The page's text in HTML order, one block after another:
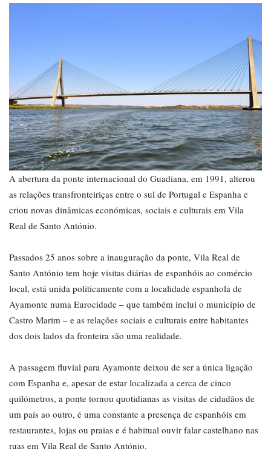
A abertura da ponte internacional do Guadiana, em 1991, alterou
as relações transfronteiriças entre o sul de Portugal e Espanha e
criou novas dinâmicas económicas, sociais e culturais em Vila
Real de Santo António.
Passados 25 anos sobre a inauguração da ponte, Vila Real de
Santo António tem hoje visitas diárias de espanhóis ao comércio
local, está unida politicamente com a localidade espanhola de
Ayamonte numa Eurocidade – que também inclui o município de
Castro Marim – e as relações sociais e culturais entre habitantes
dos dois lados da fronteira são uma realidade.
A passagem fluvial para Ayamonte deixou de ser a única ligação
com Espanha e, apesar de estar localizada a cerca de cinco
quilómetros, a ponte tornou quotidianas as visitas de cidadãos de
um país ao outro, é uma constante a presença de espanhóis em
restaurantes, lojas ou praias e é habitual ouvir falar castelhano nas
ruas em Vila Real de Santo António.